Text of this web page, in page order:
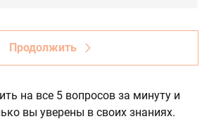
Продолжить
на все 5 вопросов за минуту и
вы уверены в своих знаниях.